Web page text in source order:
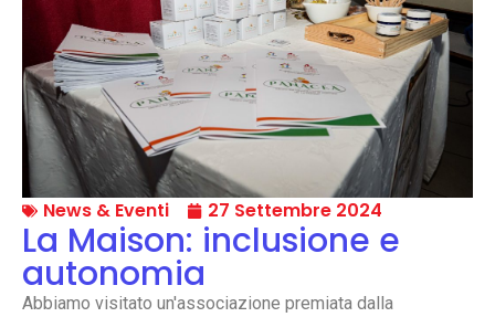
News & Eventi 27 Settembre 2024
La Maison: inclusione e
autonomia
Abbiamo visitato un'associazione premiata dalla